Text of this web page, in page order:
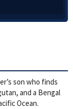
son who finds
and a Bengal
Ocean.